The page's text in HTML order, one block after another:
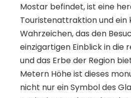
Mostar befindet, ist eine
Touristenattraktion und ein
Wahrzeichen, das den
einzigartigen Einblick in die
und das Erbe der Region
Metern Höhe ist dieses
nicht nur ein Symbol des